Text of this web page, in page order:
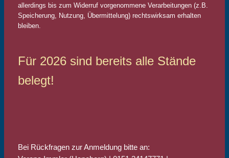
allerdings bis zum Widerruf vorgenommene Verarbeitungen (z.B.
Speicherung, Nutzung, Übermittelung) rechtswirksam erhalten
bleiben.
Für 2026 sind bereits alle Stände
belegt!
Bei Rückfragen zur Anmeldung bitte an: